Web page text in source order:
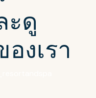
ะดู
งเรา